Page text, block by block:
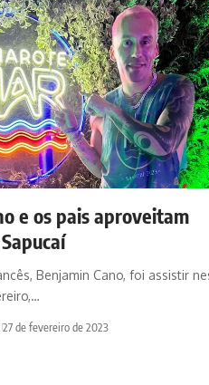
e os pais aproveitam
Benjamin Cano, foi assistir
27 de fevereiro de 2023